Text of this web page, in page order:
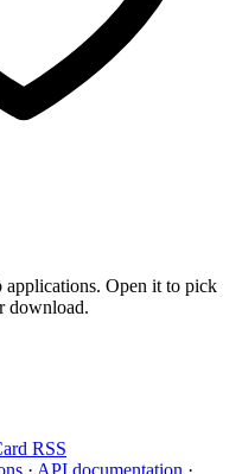
Open it to pick
download.
RSS
· API documentation ·